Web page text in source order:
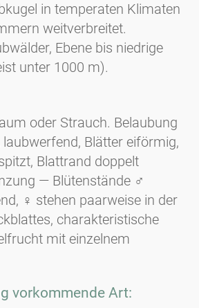
in temperaten Klimaten
weitverbreitet.
Ebene bis niedrige
unter 1000 m).
oder Strauch. Belaubung
Blätter eiförmig,
Blattrand doppelt
— Blütenstände ♂
♀ stehen paarweise in der
charakteristische
mit einzelnem
vorkommende Art: